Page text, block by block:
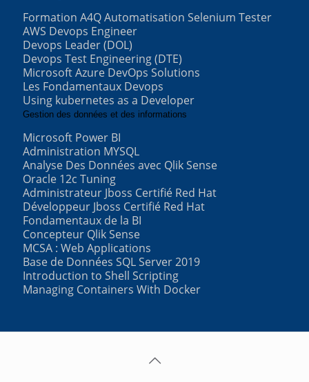
Formation A4Q Automatisation Selenium Tester
AWS Devops Engineer
Devops Leader (DOL)
Devops Test Engineering (DTE)
Microsoft Azure DevOps Solutions
Les Fondamentaux Devops
Using kubernetes as a Developer
Gestion des données et des informations
Microsoft Power BI
Administration MYSQL
Analyse Des Données avec Qlik Sense
Oracle 12c Tuning
Administrateur Jboss Certifié Red Hat
Développeur Jboss Certifié Red Hat
Fondamentaux de la BI
Concepteur Qlik Sense
MCSA : Web Applications
Base de Données SQL Server 2019
Introduction to Shell Scripting
Managing Containers With Docker